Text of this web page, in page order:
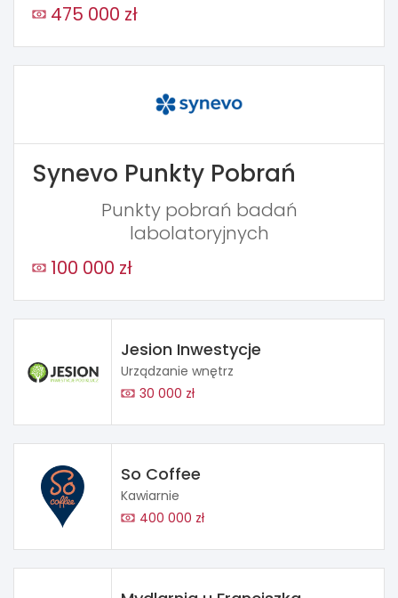
475 000 zł
Synevo Punkty Pobrań
Punkty pobrań badań
labolatoryjnych
100 000 zł
Jesion Inwestycje
Urządzanie wnętrz
30 000 zł
So Coffee
Kawiarnie
400 000 zł